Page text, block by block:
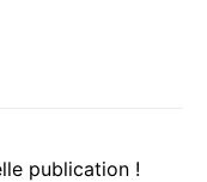
publication !